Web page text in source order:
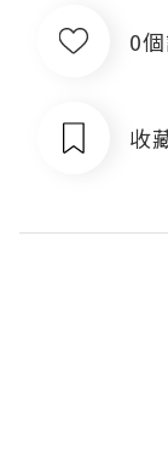
0
收